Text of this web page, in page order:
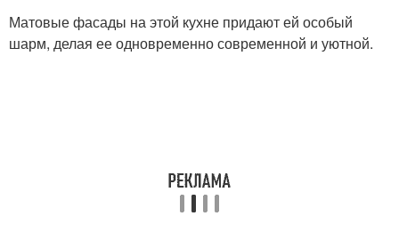
Матовые фасады на этой кухне придают ей особый
шарм, делая ее одновременно современной и уютной.